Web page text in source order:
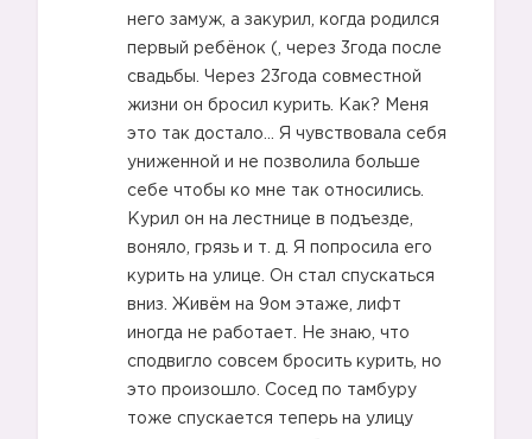
него замуж, а закурил, когда родился
первый ребёнок (, через 3года после
свадьбы. Через 23года совместной
жизни он бросил курить. Как? Меня
это так достало… Я чувствовала себя
униженной и не позволила больше
себе чтобы ко мне так относились.
Курил он на лестнице в подъезде,
воняло, грязь и т. д. Я попросила его
курить на улице. Он стал спускаться
вниз. Живём на 9ом этаже, лифт
иногда не работает. Не знаю, что
сподвигло совсем бросить курить, но
это произошло. Сосед по тамбуру
тоже спускается теперь на улицу